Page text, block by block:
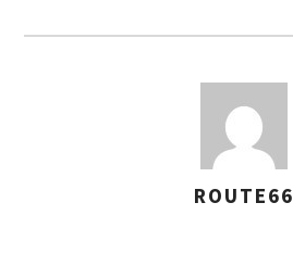
ROUTE66